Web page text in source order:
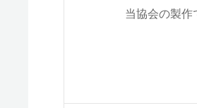
当協会の製